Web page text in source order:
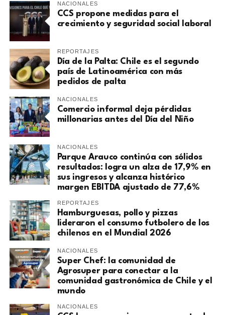
NACIONALES
CCS propone medidas para el
crecimiento y seguridad social laboral
REPORTAJES
Día de la Palta: Chile es el segundo
país de Latinoamérica con más
pedidos de palta
NACIONALES
Comercio informal deja pérdidas
millonarias antes del Día del Niño
NACIONALES
Parque Arauco continúa con sólidos
resultados: logra un alza de 17,9% en
sus ingresos y alcanza histórico
margen EBITDA ajustado de 77,6%
REPORTAJES
Hamburguesas, pollo y pizzas
lideraron el consumo futbolero de los
chilenos en el Mundial 2026
NACIONALES
Super Chef: la comunidad de
Agrosuper para conectar a la
comunidad gastronómica de Chile y el
mundo
NACIONALES